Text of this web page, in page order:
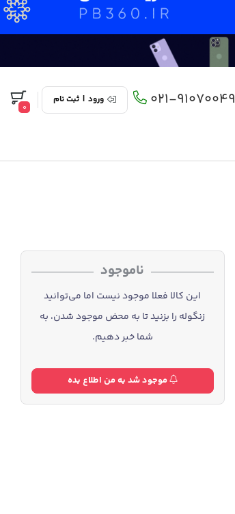
021-91070049 ورود | ثبت نام
0
ناموجود
این کالا فعلا موجود نیست اما می‌توانید
زنگوله را بزنید تا به محض موجود شدن، به
شما خبر دهیم.
موجود شد به من اطلاع بده